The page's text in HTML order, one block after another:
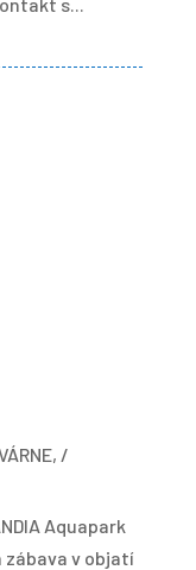
, /
Aquapark
v objatí